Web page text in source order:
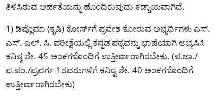
ತಿಳಿಸಿರುವ ಅರ್ಹತೆಯನ್ನು ಹೊಂದಿರುವುದು ಕಡ್ಡಾಯವಾಗಿದೆ.
1) ಡಿಪ್ಲೊಮಾ (ಕೃಷಿ) ಕೋರ್ಸ್‌ಗೆ ಪ್ರವೇಶ ಕೋರುವ ಅಭ್ಯರ್ಥಿಗಳು ಎಸ್.
ಎಸ್. ಎಲ್. ಸಿ. ಪರೀಕ್ಷೆಯಲ್ಲಿ ಕನ್ನಡ ಪಠ್ಯವನ್ನು ಭಾಷೆಯಾಗಿ ಅಭ್ಯಸಿಸಿ
ಕನಿಷ್ಠ ಶೇ. 45 ಅಂಕಗಳೊಂದಿಗೆ ಉತ್ತೀರ್ಣರಾಗಿರಬೇಕು. (ಪ.ಜಾ./
ಪ.ಪಂ./ಪ್ರವರ್ಗ-1ರವರುಗಳಿಗೆ ಕನಿಷ್ಟ ಶೇ. 40 ಅಂಕಗಳೊಂದಿಗೆ
ಉತ್ತೀರ್ಣರಾಗಿರಬೇಕು)